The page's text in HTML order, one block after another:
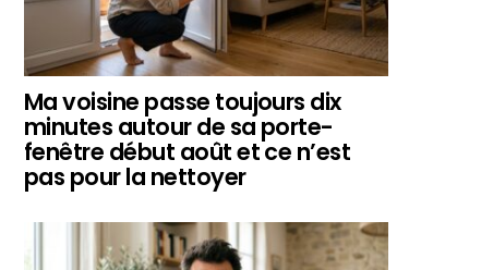
Ma voisine passe toujours dix
minutes autour de sa porte-
fenêtre début août et ce n’est
pas pour la nettoyer